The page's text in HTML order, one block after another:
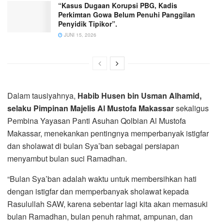
“Kasus Dugaan Korupsi PBG, Kadis
Perkimtan Gowa Belum Penuhi Panggilan
Penyidik Tipikor”.
JUNI 15, 2026
Dalam tausiyahnya, Habib Husen bin Usman Alhamid,
selaku Pimpinan Majelis Al Mustofa Makassarsekaligus
Pembina Yayasan Panti Asuhan Qolbian Al Mustofa
Makassar, menekankan pentingnya memperbanyak istigfar
dan sholawat di bulan Sya’ban sebagai persiapan
menyambut bulan suci Ramadhan.
“Bulan Sya’ban adalah waktu untuk membersihkan hati
dengan istigfar dan memperbanyak sholawat kepada
Rasulullah SAW, karena sebentar lagi kita akan memasuki
bulan Ramadhan, bulan penuh rahmat, ampunan, dan